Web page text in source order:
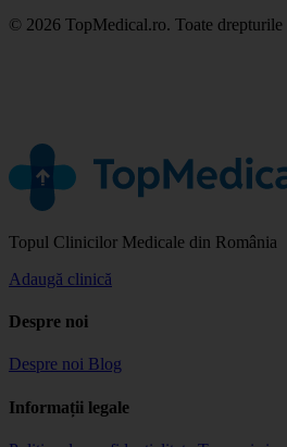
© 2026 TopMedical.ro. Toate drepturile
Topul Clinicilor Medicale din România
Adaugă clinică
Despre noi
Despre noi Blog
Informații legale